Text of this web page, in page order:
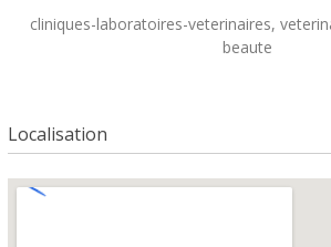
cliniques-laboratoires-veterinaires,
beaute
Localisation